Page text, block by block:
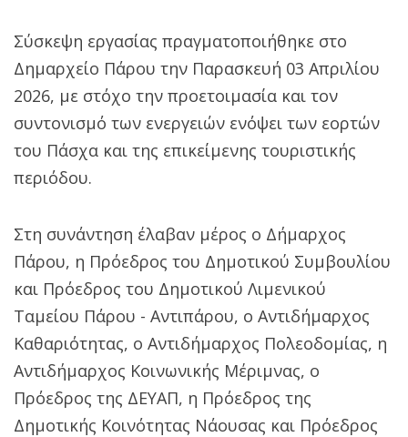
Σύσκεψη εργασίας πραγματοποιήθηκε στο
Δημαρχείο Πάρου την Παρασκευή 03 Απριλίου
2026, με στόχο την προετοιμασία και τον
συντονισμό των ενεργειών ενόψει των εορτών
του Πάσχα και της επικείμενης τουριστικής
περιόδου.
Στη συνάντηση έλαβαν μέρος ο Δήμαρχος
Πάρου, η Πρόεδρος του Δημοτικού Συμβουλίου
και Πρόεδρος του Δημοτικού Λιμενικού
Ταμείου Πάρου - Αντιπάρου, ο Αντιδήμαρχος
Καθαριότητας, ο Αντιδήμαρχος Πολεοδομίας, η
Αντιδήμαρχος Κοινωνικής Μέριμνας, ο
Πρόεδρος της ΔΕΥΑΠ, η Πρόεδρος της
Δημοτικής Κοινότητας Νάουσας και Πρόεδρος